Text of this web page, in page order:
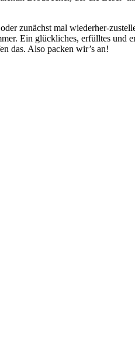
zunächst mal wiederher-
Ein glückliches, erfülltes und
das. Also packen wir’s an!